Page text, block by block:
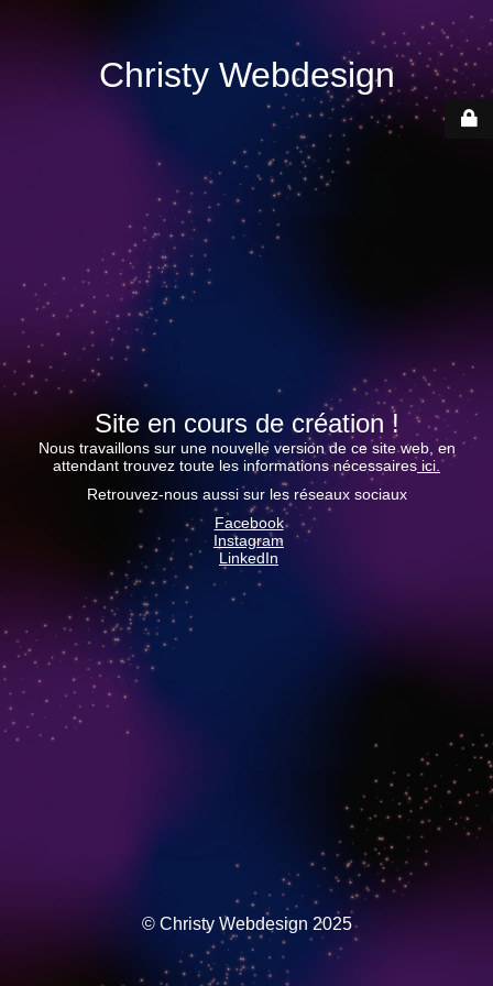
Christy Webdesign
Site en cours de création !
Nous travaillons sur une nouvelle version de ce site web, en
attendant trouvez toute les informations nécessaires ici.
Retrouvez-nous aussi sur les réseaux sociaux
Facebook
Instagram
LinkedIn
© Christy Webdesign 2025